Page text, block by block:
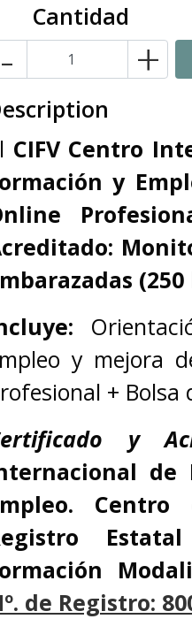
Cantidad
- +
CIFV Centro
y
y mejora
+ Bolsa
y
de
de Registro: